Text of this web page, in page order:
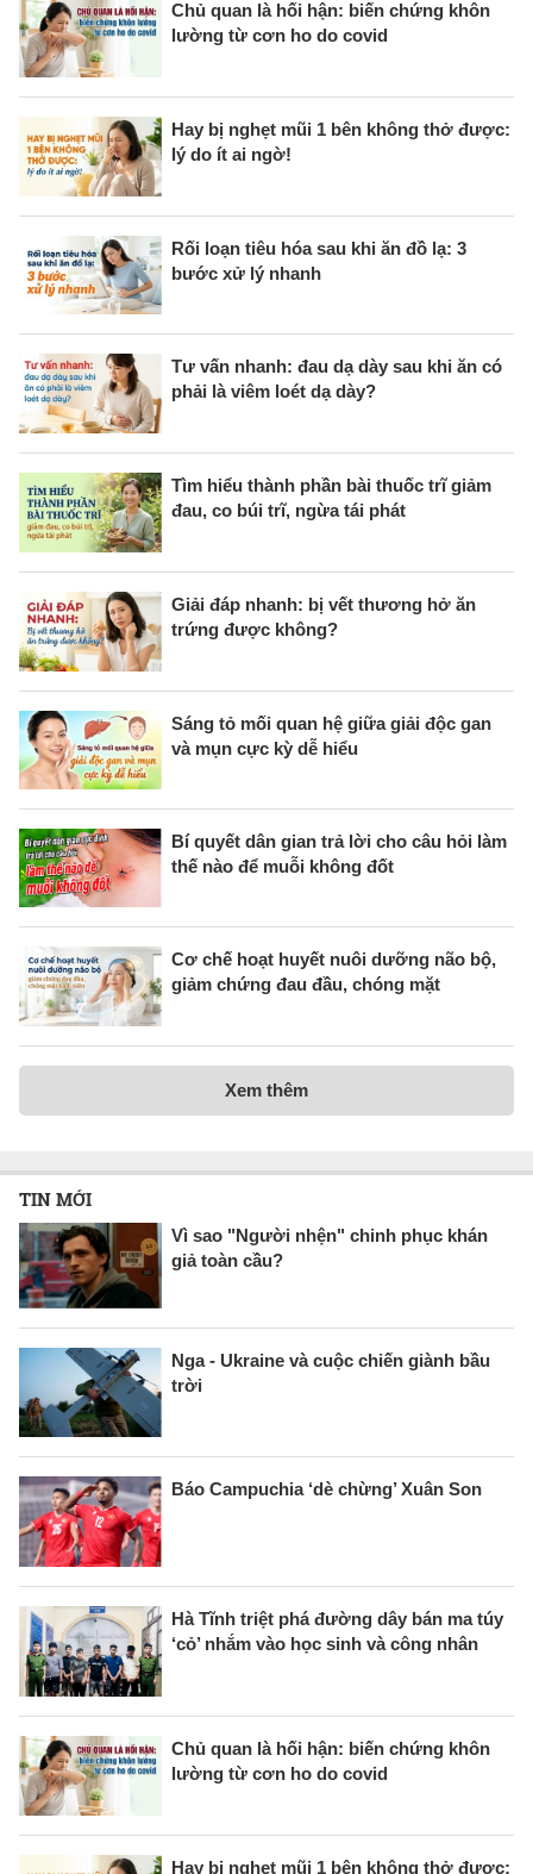
Chủ quan là hối hận: biến chứng khôn
lường từ cơn ho do covid
Hay bị nghẹt mũi 1 bên không thở được:
lý do ít ai ngờ!
Rối loạn tiêu hóa sau khi ăn đồ lạ: 3
bước xử lý nhanh
Tư vấn nhanh: đau dạ dày sau khi ăn có
phải là viêm loét dạ dày?
Tìm hiểu thành phần bài thuốc trĩ giảm
đau, co búi trĩ, ngừa tái phát
Giải đáp nhanh: bị vết thương hở ăn
trứng được không?
Sáng tỏ mối quan hệ giữa giải độc gan
và mụn cực kỳ dễ hiểu
Bí quyết dân gian trả lời cho câu hỏi làm
thế nào để muỗi không đốt
Cơ chế hoạt huyết nuôi dưỡng não bộ,
giảm chứng đau đầu, chóng mặt
Xem thêm
TIN MỚI
Vì sao "Người nhện" chinh phục khán
giả toàn cầu?
Nga - Ukraine và cuộc chiến giành bầu
trời
Báo Campuchia ‘dè chừng’ Xuân Son
Hà Tĩnh triệt phá đường dây bán ma túy
‘cỏ’ nhắm vào học sinh và công nhân
Chủ quan là hối hận: biến chứng khôn
lường từ cơn ho do covid
Hay bị nghẹt mũi 1 bên không thở được: